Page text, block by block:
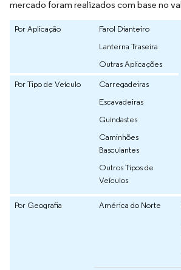
mercado foram realizados com base no
Por Aplicação
Farol Dianteiro
Lanterna Traseira
Outras Aplicações
Por Tipo de Veículo
Carregadeiras
Escavadeiras
Guindastes
Caminhões
Basculantes
Outros Tipos de
Veículos
Por Geografia América do Norte